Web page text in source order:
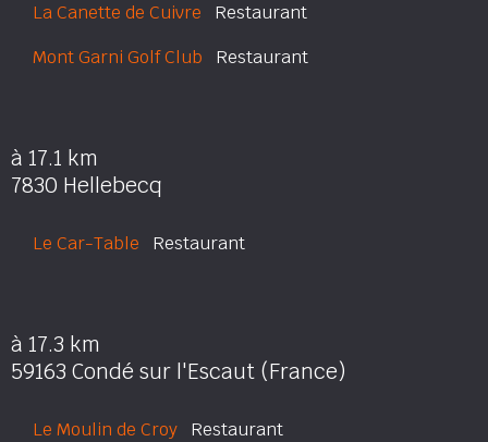
La Canette de Cuivre Restaurant
Mont Garni Golf Club Restaurant
à 17.1 km
7830 Hellebecq
Le Car-Table Restaurant
à 17.3 km
59163 Condé sur l'Escaut (France)
Le Moulin de Croy Restaurant